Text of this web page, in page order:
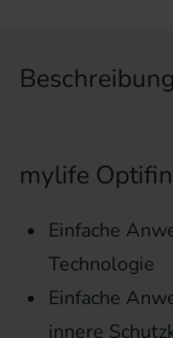
Beschreibung
mylife
Einfache
Technologie
Einfache
innere